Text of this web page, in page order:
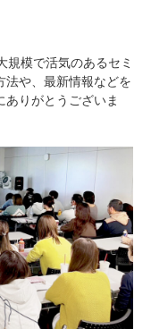
規模で活気のあるセミ
法や、最新情報などを
りがとうございま